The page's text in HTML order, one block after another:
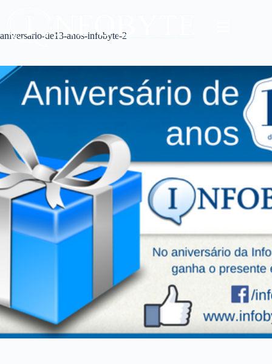
aniversario-de13-anos-infobyte-2